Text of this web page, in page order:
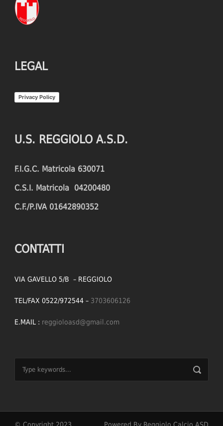
LEGAL
Privacy Policy
U.S. REGGIOLO A.S.D.
F.I.G.C. Matricola 630071
C.S.I. Matricola 04200480
C.F./P.IVA 01642890352
CONTATTI
VIA GAVELLO 5/B – REGGIOLO
TEL/FAX 0522/972544 – 3703606126
E.MAIL : reggioloasd@gmail.com